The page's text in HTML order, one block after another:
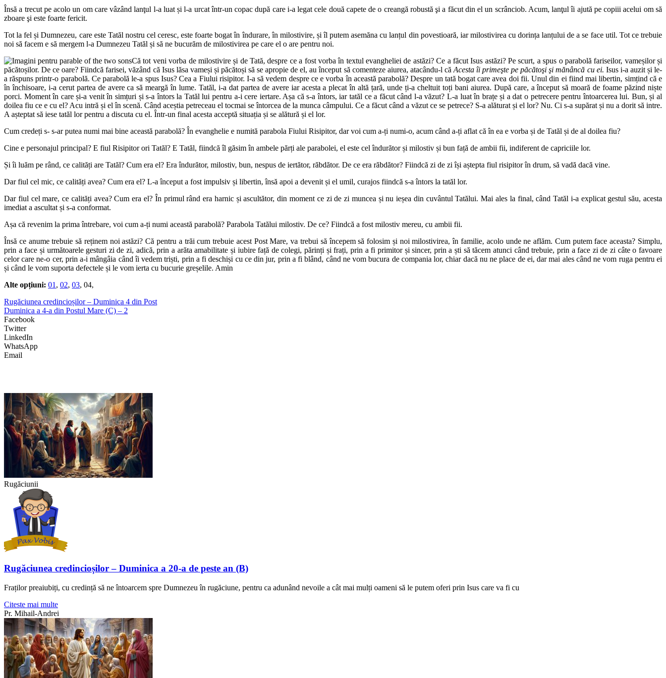
Însă a trecut pe acolo un om care vâzând lanţul l-a luat și l-a urcat într-un copac după care i-a legat cele două capete de o creangă robustă şi a făcut din el un scrânciob. Acum, lanţul îi ajută pe copiii acelui om să
zboare şi este foarte fericit.
Tot la fel și Dumnezeu, care este Tatăl nostru cel ceresc, este foarte bogat în îndurare, în milostivire, și îl putem asemăna cu lanțul din povestioară, iar milostivirea cu dorința lanțului de a se face util. Tot ce trebuie
noi să facem e să mergem l-a Dumnezeu Tatăl și să ne bucurăm de milostivirea pe care el o are pentru noi.
Că tot veni vorba de milostivire și de Tată, despre ce a fost vorba în textul evangheliei de astăzi? Ce a făcut Isus astăzi? Pe scurt, a spus o parabolă fariseilor, vameșilor și
păcătoșilor. De ce oare? Fiindcă farisei, văzând că Isus lăsa vameși și păcătoși să se apropie de el, au început să comenteze aiurea, atacându-l că Acesta îi primeşte pe păcătoşi şi mănâncă cu ei. Isus i-a auzit și le-
a răspuns printr-o parabolă. Ce parabolă le-a spus Isus? Cea a Fiului risipitor. I-a să vedem despre ce e vorba în această parabolă? Despre un tată bogat care avea doi fii. Unul din ei fiind mai libertin, simțind că e
în închisoare, i-a cerut partea de avere ca să meargă în lume. Tatăl, i-a dat partea de avere iar acesta a plecat în altă țară, unde ți-a cheltuit toți bani aiurea. După care, a început să moară de foame păzind niște
porci. Moment în care și-a venit în simțuri și s-a întors la Tatăl lui pentru a-i cere iertare. Așa că s-a întors, iar tatăl ce a făcut când l-a văzut? L-a luat în brațe și a dat o petrecere pentru întoarcerea lui. Bun, și al
doilea fiu ce e cu el? Acu intră și el în scenă. Când aceștia petreceau el tocmai se întorcea de la munca câmpului. Ce a făcut când a văzut ce se petrece? S-a alăturat și el lor? Nu. Ci s-a supărat și nu a dorit să intre.
A așteptat să iese tatăl lor pentru a discuta cu el. Într-un final acesta acceptă situația și se alătură și el lor.
Cum credeți s- s-ar putea numi mai bine această parabolă? În evanghelie e numită parabola Fiului Risipitor, dar voi cum a-ți numi-o, acum când a-ți aflat că în ea e vorba și de Tatăl și de al doilea fiu?
Cine e personajul principal? E fiul Risipitor ori Tatăl? E Tatăl, fiindcă îl găsim în ambele părți ale parabolei, el este cel îndurător și milostiv și bun față de ambii fii, indiferent de capriciile lor.
Și îi luăm pe rând, ce calități are Tatăl? Cum era el? Era îndurător, milostiv, bun, nespus de iertător, răbdător. De ce era răbdător? Fiindcă zi de zi își aștepta fiul risipitor în drum, să vadă dacă vine.
Dar fiul cel mic, ce calități avea? Cum era el? L-a început a fost impulsiv și libertin, însă apoi a devenit și el umil, curajos fiindcă s-a întors la tatăl lor.
Dar fiul cel mare, ce calități avea? Cum era el? În primul rând era harnic și ascultător, din moment ce zi de zi muncea și nu ieșea din cuvântul Tatălui. Mai ales la final, când Tatăl i-a explicat gestul său, acesta
imediat a ascultat și s-a conformat.
Așa că revenim la prima întrebare, voi cum a-ți numi această parabolă? Parabola Tatălui milostiv. De ce? Fiindcă a fost milostiv mereu, cu ambii fii.
Însă ce anume trebuie să reținem noi astăzi? Că pentru a trăi cum trebuie acest Post Mare, va trebui să începem să folosim și noi milostivirea, în familie, acolo unde ne aflăm. Cum putem face aceasta? Simplu,
prin a face și următoarele gesturi zi de zi, adică, prin a arăta amabilitate și iubire față de colegi, părinți și frați, prin a fi primitor și sincer, prin a ști să tăcem atunci când trebuie, prin a face zi de zi câte o favoare
celor care ne-o cer, prin a-i mângâia când îi vedem triști, prin a fi deschiși cu ce din jur, prin a fi blând, când ne vom bucura de compania lor, chiar dacă nu ne place de ei, dar mai ales când ne vom ruga pentru ei
și când le vom suporta defectele și le vom ierta cu bucurie greșelile. Amin
Alte opțiuni: 01 , 02, 03, 04,
Rugăciunea credincioșilor – Duminica 4 din Post
Duminica a 4-a din Postul Mare (C) – 2
Facebook
Twitter
LinkedIn
WhatsApp
Email
Rugăciunii
Rugăciunea credincioșilor – Duminica a 20-a de peste an (B)
Fraților preaiubiți, cu credință să ne întoarcem spre Dumnezeu în rugăciune, pentru ca adunând nevoile a cât mai mulți oameni să le putem oferi prin Isus care va fi cu
Citeste mai multe
Pr. Mihail-Andrei